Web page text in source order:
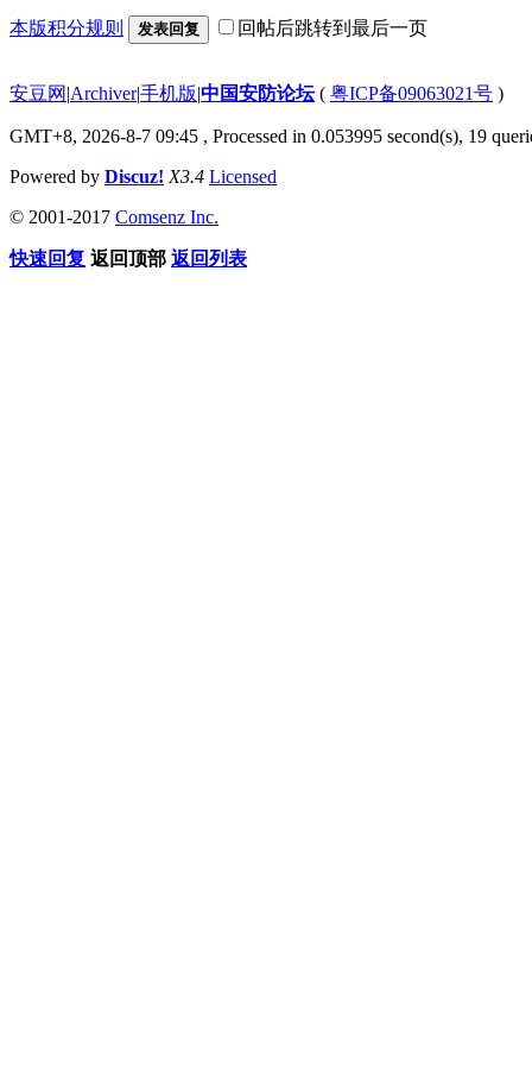
本版积分规则 发表回复 回帖后跳转到最后一页
安豆网 |Archiver|手机版|中国安防论坛( 粤ICP备09063021号 )
GMT+8, 2026-8-7 09:45 , Processed in 0.053995 second(s), 19
Powered by Discuz! X3.4 Licensed
© 2001-2017 Comsenz Inc.
快速回复 返回顶部 返回列表